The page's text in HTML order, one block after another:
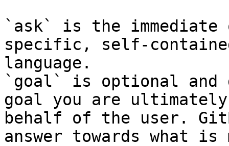
`ask` is the
specific, self-
language.
`goal` is optional and
goal you are
behalf of the user.
answer towards what